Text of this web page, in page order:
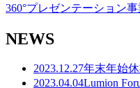
360°プレゼンテーション
NEWS
2023.12.27年末年始
2023.04.04Lumion